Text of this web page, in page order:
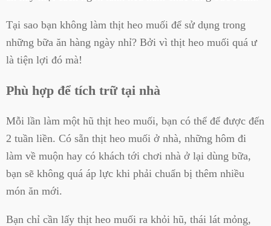
Tại sao bạn không làm thịt heo muối để sử dụng trong
những bữa ăn hàng ngày nhỉ? Bởi vì thịt heo muối quá ư
là tiện lợi đó mà!
Phù hợp để tích trữ tại nhà
Mỗi lần làm một hũ thịt heo muối, bạn có thể để được đến
2 tuần liền. Có sẵn thịt heo muối ở nhà, những hôm đi
làm về muộn hay có khách tới chơi nhà ở lại dùng bữa,
bạn sẽ không quá áp lực khi phải chuẩn bị thêm nhiều
món ăn mới.
Bạn chỉ cần lấy thịt heo muối ra khỏi hũ, thái lát mỏng,